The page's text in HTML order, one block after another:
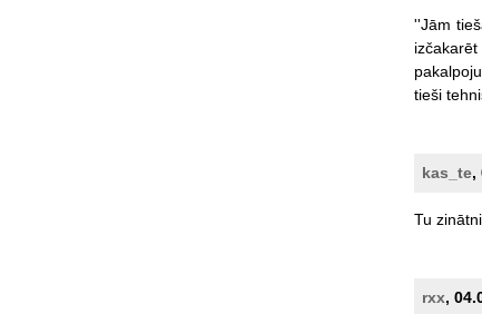
''Jām
izčakarēt
tieši
kas_te,
Tu
rxx,